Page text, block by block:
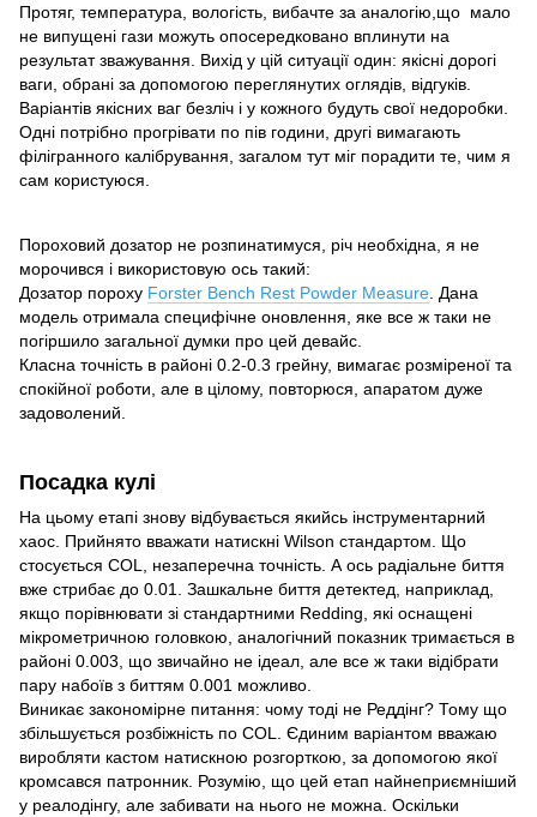
Протяг, температура, вологість, вибачте за аналогію,що мало
не випущені гази можуть опосередковано вплинути на
результат зважування. Вихід у цій ситуації один: якісні дорогі
ваги, обрані за допомогою переглянутих оглядів, відгуків.
Варіантів якісних ваг безліч і у кожного будуть свої недоробки.
Одні потрібно прогрівати по пів години, другі вимагають
філігранного калібрування, загалом тут міг порадити те, чим я
сам користуюся.
Пороховий дозатор не розпинатимуся, річ необхідна, я не
морочився і використовую ось такий:
Дозатор пороху Forster Bench Rest Powder Measure . Дана
модель отримала специфічне оновлення, яке все ж таки не
погіршило загальної думки про цей девайс.
Класна точність в районі 0.2-0.3 грейну, вимагає розміреної та
спокійної роботи, але в цілому, повторюся, апаратом дуже
задоволений.
Посадка кулі
На цьому етапі знову відбувається якийсь інструментарний
хаос. Прийнято вважати натискні Wilson стандартом. Що
стосується COL, незаперечна точність. А ось радіальне биття
вже стрибає до 0.01. Зашкальне биття детектед, наприклад,
якщо порівнювати зі стандартними Redding, які оснащені
мікрометричною головкою, аналогічний показник тримається в
районі 0.003, що звичайно не ідеал, але все ж таки відібрати
пару набоїв з биттям 0.001 можливо.
Виникає закономірне питання: чому тоді не Реддінг? Тому що
збільшується розбіжність по COL. Єдиним варіантом вважаю
виробляти кастом натискною розгорткою, за допомогою якої
кромсався патронник. Розумію, що цей етап найнеприємніший
у реалодінгу, але забивати на нього не можна. Оскільки